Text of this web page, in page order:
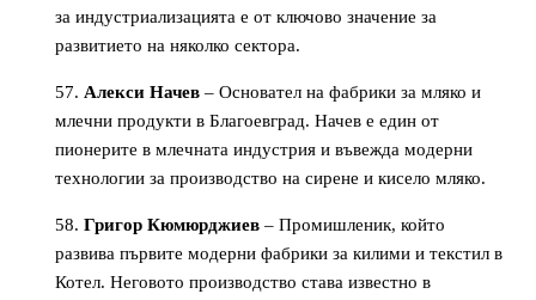
за индустриализацията е от ключово значение за
развитието на няколко сектора.
Алекси Начев – Основател на фабрики за мляко и
млечни продукти в Благоевград. Начев е един от
пионерите в млечната индустрия и въвежда модерни
технологии за производство на сирене и кисело мляко.
Григор Кюмюрджиев – Промишленик, който
развива първите модерни фабрики за килими и текстил в
Котел. Неговото производство става известно в